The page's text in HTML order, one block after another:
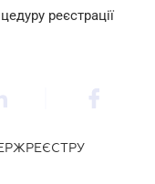
реєстрації